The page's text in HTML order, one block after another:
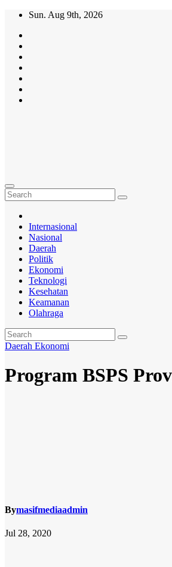
Skip
content
Sun. Aug 9th, 2026
Internasional
Nasional
Daerah
Politik
Ekonomi
Teknologi
Kesehatan
Keamanan
Olahraga
Daerah Ekonomi
Program BSPS
Bymasifmediaadmin
Jul 28, 2020